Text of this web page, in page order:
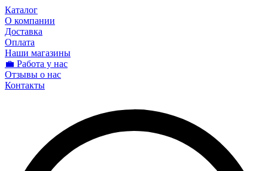
Каталог
О компании
Доставка
Оплата
Наши магазины
💼 Работа у нас
Отзывы о нас
Контакты